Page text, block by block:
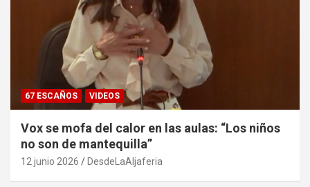
67 ESCAÑOS VIDEOS
Vox se mofa del calor en las aulas: “Los niños
no son de mantequilla”
12 junio 2026 DesdeLaAljaferia